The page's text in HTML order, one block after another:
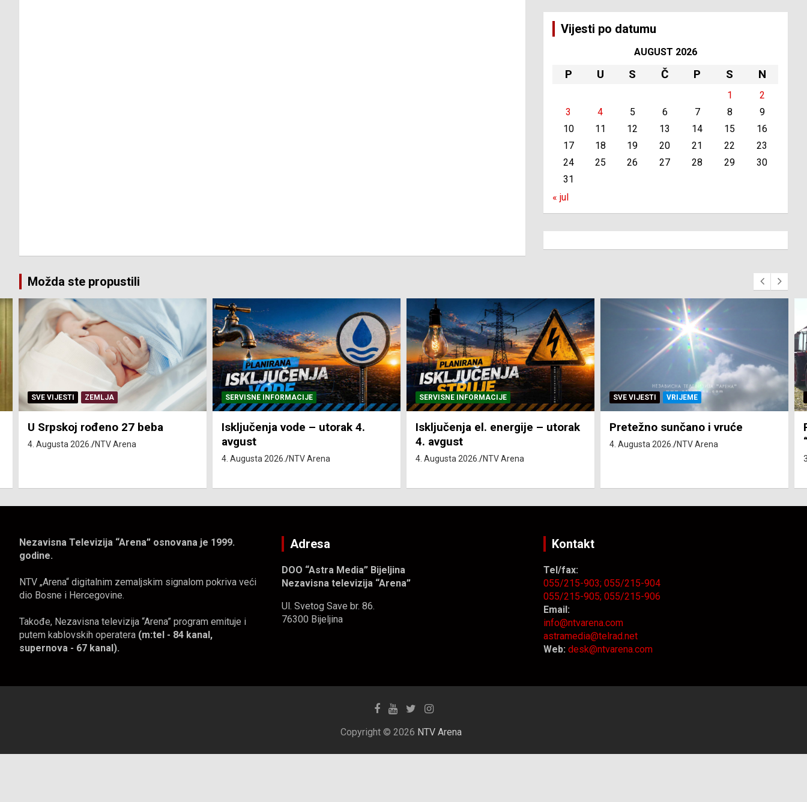
Vijesti po datumu
AUGUST 2026
P U S Č P S N
1
2
3
4 5 6 7 8
9
10
11 12 13 14 15
16
17
18 19 20 21 22
23
24
25 26 27 28 29
30
31
« jul
Možda ste propustili
SERVISNE INFORMACIJE
Isključenja vode – utorak 4.
avgust
SERVISNE INFORMACIJE
Isključenja el. energije – utorak
4. avgust
4. Augusta 2026. NTV Arena
SVE VIJESTI VRIJEME
Pretežno sunčano i vruće
4. Augusta 2026.
SVE VIJESTI ZEMLJA
Pravo na subvenciju za traktor
“Belarus” ostvarila 84 korisnika
Nezavisna Televizija “Arena” osnovana je 1999.
godine.
NTV „Arena“ digitalnim zemaljskim signalom pokriva veći
dio Bosne i Hercegovine.
Takođe, Nezavisna televizija “Arena” program emituje i
putem kablovskih operatera (m:tel - 84 kanal,
supernova - 67 kanal).
Adresa
DOO “Astra Media” Bijeljina
Nezavisna televizija “Arena”
Ul. Svetog Save br. 86.
76300 Bijeljina
Kontakt
Tel/fax:
055/215-903;055/215-904
055/215-905;055/215-906
Email:
info@ntvarena.com
astramedia@telrad.net
Web: desk@ntvarena.com
Copyright © 2026 NTV Arena